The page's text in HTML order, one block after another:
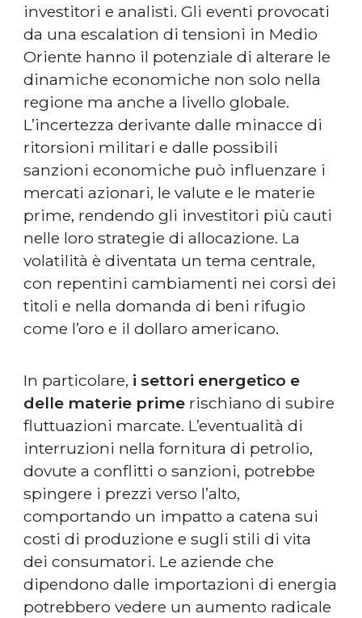
investitori e analisti. Gli eventi provocati
da una escalation di tensioni in Medio
Oriente hanno il potenziale di alterare le
dinamiche economiche non solo nella
regione ma anche a livello globale.
L’incertezza derivante dalle minacce di
ritorsioni militari e dalle possibili
sanzioni economiche può influenzare i
mercati azionari, le valute e le materie
prime, rendendo gli investitori più cauti
nelle loro strategie di allocazione. La
volatilità è diventata un tema centrale,
con repentini cambiamenti nei corsi dei
titoli e nella domanda di beni rifugio
come l’oro e il dollaro americano.
In particolare, i settori energetico e
delle materie prime rischiano di subire
fluttuazioni marcate. L’eventualità di
interruzioni nella fornitura di petrolio,
dovute a conflitti o sanzioni, potrebbe
spingere i prezzi verso l’alto,
comportando un impatto a catena sui
costi di produzione e sugli stili di vita
dei consumatori. Le aziende che
dipendono dalle importazioni di energia
potrebbero vedere un aumento radicale